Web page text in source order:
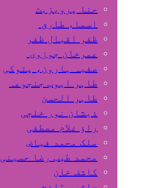
حنا پرویزبٹ
اسماء طارق
ظفر اقبال ظفر
عمرخان جوزوی
صفیہ ہارون، پتوکی
طاہر ایوب جنجوعہ
طاہر الحسن
ذیشان نور خلجی
راﺅ غلام مصطفی
ملک محمد فیاض
محمد طیب رضا حسینی
کاشف خان